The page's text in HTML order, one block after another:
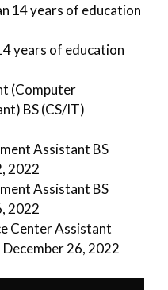
14 years of education
years of education
(Computer
BS (CS/IT)
Assistant BS
2022
Assistant BS
2022
Center Assistant
26, 2022